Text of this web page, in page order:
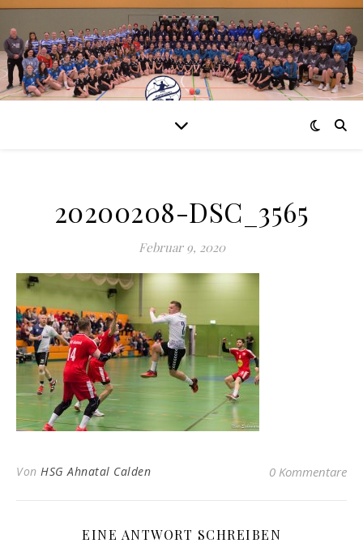
20200208-DSC_3565
Februar 9, 2020
Von HSG Ahnatal Calden 0 Kommentare
EINE ANTWORT SCHREIBEN